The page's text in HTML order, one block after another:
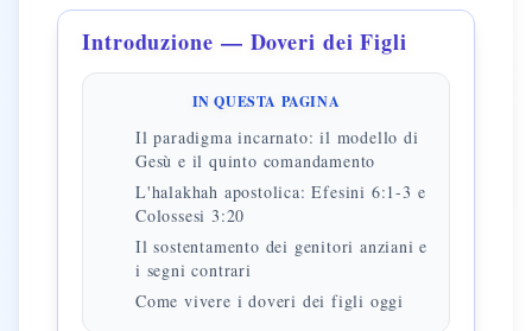
Introduzione — Doveri dei Figli
IN QUESTA PAGINA
Il paradigma incarnato: il modello di
Gesù e il quinto comandamento
L'halakhah apostolica: Efesini 6:1-3 e
Colossesi 3:20
Il sostentamento dei genitori anziani e
i segni contrari
Come vivere i doveri dei figli oggi